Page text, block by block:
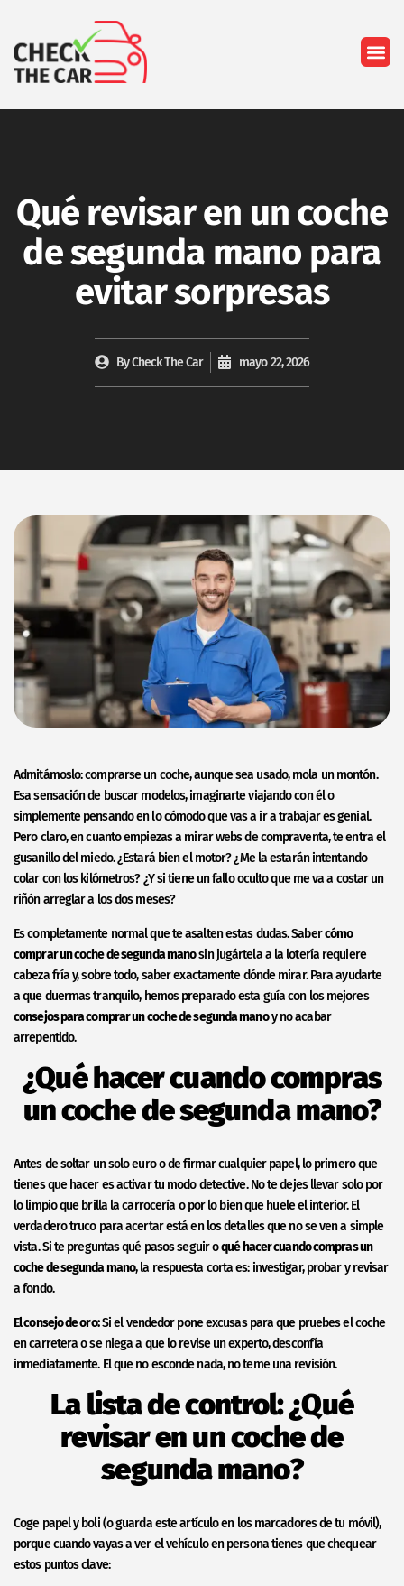
Qué revisar en un coche
de segunda mano para
evitar sorpresas
ByCheck The Car mayo 22, 2026
Admitámoslo: comprarse un coche, aunque sea usado, mola un montón.
Esa sensación de buscar modelos, imaginarte viajando con él o
simplemente pensando en lo cómodo que vas a ir a trabajar es genial.
Pero claro, en cuanto empiezas a mirar webs de compraventa, te entra el
gusanillo del miedo. ¿Estará bien el motor? ¿Me la estarán intentando
colar con los kilómetros? ¿Y si tiene un fallo oculto que me va a costar un
riñón arreglar a los dos meses?
Es completamente normal que te asalten estas dudas. Sabercómo
comprar un coche de segunda manosin jugártela a la lotería requiere
cabeza fría y, sobre todo, saber exactamente dónde mirar. Para ayudarte
a que duermas tranquilo, hemos preparado esta guía con los mejores
consejos para comprar un coche de segunda manoy no acabar
arrepentido.
¿Qué hacer cuando compras
un coche de segunda mano?
Antes de soltar un solo euro o de firmar cualquier papel, lo primero que
tienes que hacer es activar tu modo detective. No te dejes llevar solo por
lo limpio que brilla la carrocería o por lo bien que huele el interior. El
verdadero truco para acertar está en los detalles que no se ven a simple
vista. Si te preguntas qué pasos seguir oqué hacer cuando compras un
coche de segunda mano, la respuesta corta es: investigar, probar y revisar
a fondo.
El consejo de oro:Si el vendedor pone excusas para que pruebes el coche
en carretera o se niega a que lo revise un experto, desconfía
inmediatamente. El que no esconde nada, no teme una revisión.
La lista de control: ¿Qué
revisar en un coche de
segunda mano?
Coge papel y boli (o guarda este artículo en los marcadores de tu móvil),
porque cuando vayas a ver el vehículo en persona tienes que chequear
estos puntos clave: